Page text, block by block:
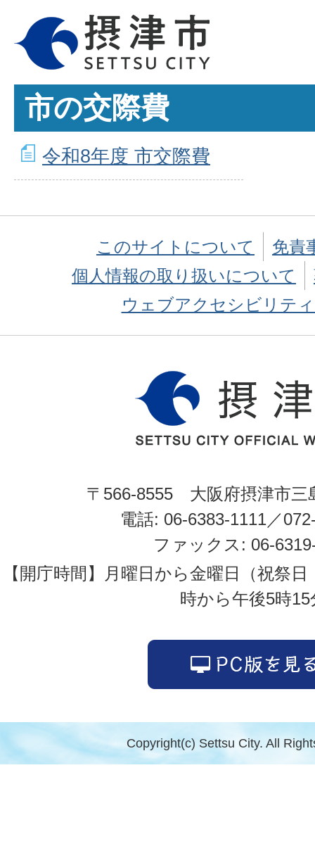
市の交際費
令和8年度 市交際費
このサイトについて
免責
個人情報の取り扱いについて
ウェブアクセシビリテ
〒566-8555 大阪府摂津市三
電話: 06-6383-1111／
ファックス: 06-
【開庁時間】月曜日から金曜日（祝祭
時から午後5時15
Copyright(c) Settsu City. All